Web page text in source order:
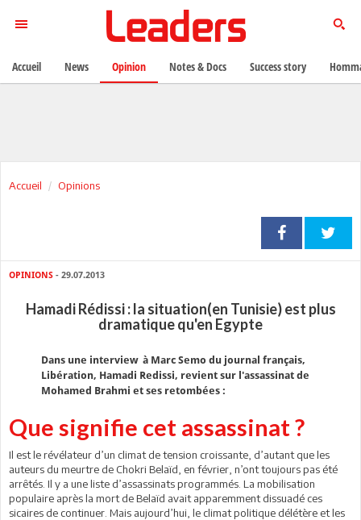
Accueil Opinions
OPINIONS - 29.07.2013
Hamadi Rédissi : la situation(en Tunisie) est plus
dramatique qu'en Egypte
Dans une interview à Marc Semo du journal français,
Libération, Hamadi Redissi, revient sur l'assassinat de
Mohamed Brahmi et ses retombées :
Que signifie cet assassinat ?
Il est le révélateur d’un climat de tension croissante, d’autant que les
auteurs du meurtre de Chokri Belaïd, en février, n’ont toujours pas été
arrêtés. Il y a une liste d’assassinats programmés. La mobilisation
populaire après la mort de Belaïd avait apparemment dissuadé ces
sicaires de continuer. Mais aujourd’hui, le climat politique délétère et les
Accueil News Opinion Notes & Docs Success story